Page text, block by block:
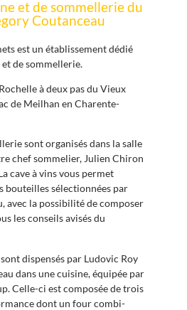
et de sommellerie du
Coutanceau
est un établissement dédié
de sommellerie.
à deux pas du Vieux
de Meilhan en Charente-
sont organisés dans la salle
chef sommelier, Julien Chiron
cave à vins vous permet
bouteilles sélectionnées par
avec la possibilité de composer
les conseils avisés du
dispensés par Ludovic Roy
dans une cuisine, équipée par
Celle-ci est composée de trois
dont un four combi-